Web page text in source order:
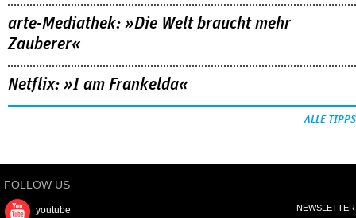
arte-Mediathek: »Die Welt braucht mehr
Zauberer«
Netflix: »I am Frankelda«
ALLE TIPPS
FOLLOW US
youtube NEWSLETTER